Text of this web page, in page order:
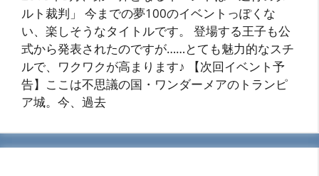
ルト裁判」 今までの夢100のイベントっぽくな
い、楽しそうなタイトルです。 登場する王子も公
式から発表されたのですが……とても魅力的なスチ
ルで、ワクワクが高まります♪ 【次回イベント予
告】ここは不思議の国・ワンダーメアのトランピ
ア城。今、過去